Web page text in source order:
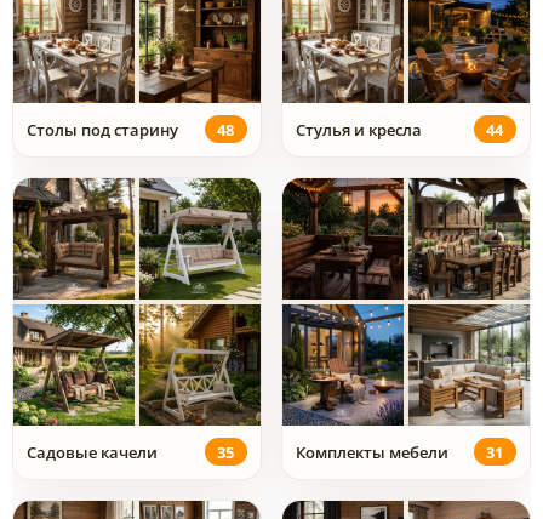
Столы под старину 48 Стулья и кресла 44
Садовые качели 35 Комплекты мебели 31